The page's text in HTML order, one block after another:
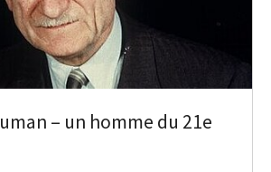
– un homme du 21e